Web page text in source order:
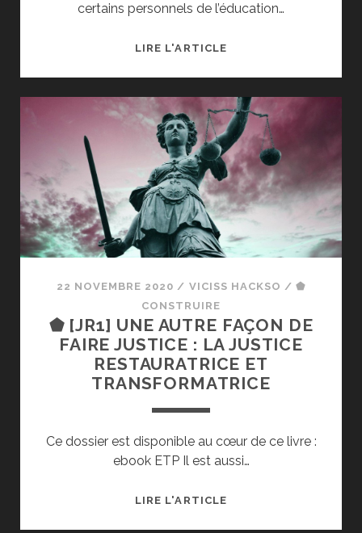
certains personnels de l’éducation…
LIRE L'ARTICLEVOUS
L’ÉCOLE
EN
MIEUX
22 NOVEMBRE 2020 / VICISS HACKSO /⬟
CONSTRUIRE
⬟ [JR1] UNE AUTRE FAÇON DE
FAIRE JUSTICE : LA JUSTICE
RESTAURATRICE ET
TRANSFORMATRICE
Ce dossier est disponible au cœur de ce livre :
ebook ETP Il est aussi…
LIRE L'ARTICLE⬟